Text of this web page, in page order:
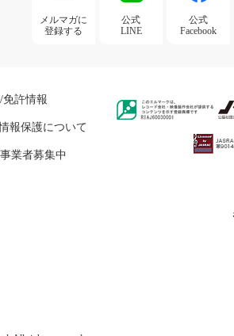
メルマガに
登録する
公式
LINE
公式
Facebook
免許情報
報保護について
業者募集中